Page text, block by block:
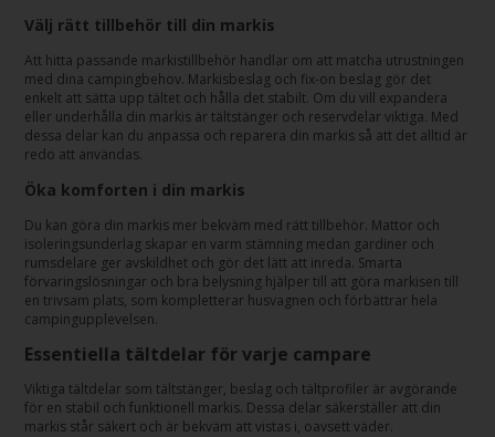
Välj rätt tillbehör till din markis
Att hitta passande markistillbehör handlar om att matcha utrustningen
med dina campingbehov. Markisbeslag och fix-on beslag gör det
enkelt att sätta upp tältet och hålla det stabilt. Om du vill expandera
eller underhålla din markis är tältstänger och reservdelar viktiga. Med
dessa delar kan du anpassa och reparera din markis så att det alltid är
redo att användas.
Öka komforten i din markis
Du kan göra din markis mer bekväm med rätt tillbehör. Mattor och
isoleringsunderlag skapar en varm stämning medan gardiner och
rumsdelare ger avskildhet och gör det lätt att inreda. Smarta
förvaringslösningar och bra belysning hjälper till att göra markisen till
en trivsam plats, som kompletterar husvagnen och förbättrar hela
campingupplevelsen.
Essentiella tältdelar för varje campare
Viktiga tältdelar som tältstänger, beslag och tältprofiler är avgörande
för en stabil och funktionell markis. Dessa delar säkerställer att din
markis står säkert och är bekväm att vistas i, oavsett väder.